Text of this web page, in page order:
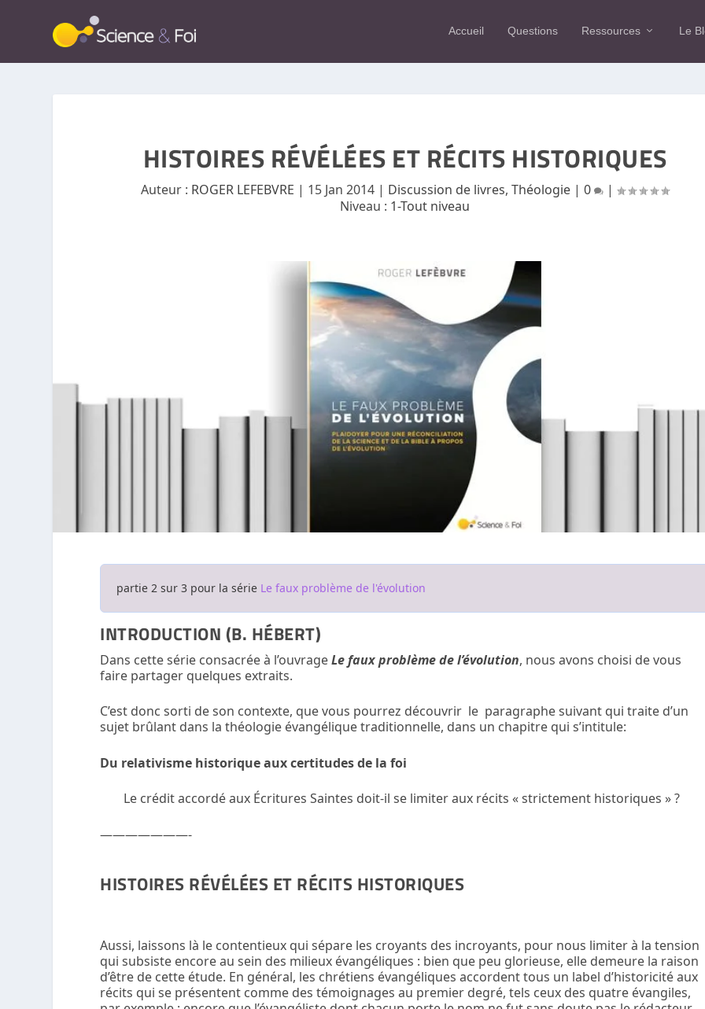
Accueil Questions Ressources Le
HISTOIRES RÉVÉLÉES ET RÉCITS HISTORIQUES
Auteur : ROGER LEFEBVRE | 15 Jan 2014 | Discussion de livres,Théologie |0
|
Niveau : 1-Tout niveau
partie 2 sur 3 pour la série Le faux problème de l'évolution
INTRODUCTION (B. HÉBERT)
Dans cette série consacrée à l’ouvrageLe faux problème de l’évolution, nous avons choisi de vous
faire partager quelques extraits.
C’est donc sorti de son contexte, que vous pourrez découvrir le paragraphe suivant qui traite d’un
sujet brûlant dans la théologie évangélique traditionnelle, dans un chapitre qui s’intitule:
Du relativisme historique aux certitudes de la foi
Le crédit accordé aux Écritures Saintes doit-il se limiter aux récits « strictement historiques » ?
———————-
HISTOIRES RÉVÉLÉES ET RÉCITS HISTORIQUES
Aussi, laissons là le contentieux qui sépare les croyants des incroyants, pour nous limiter à la tension
qui subsiste encore au sein des milieux évangéliques : bien que peu glorieuse, elle demeure la raison
d’être de cette étude. En général, les chrétiens évangéliques accordent tous un label d’historicité aux
récits qui se présentent comme des témoignages au premier degré, tels ceux des quatre évangiles,